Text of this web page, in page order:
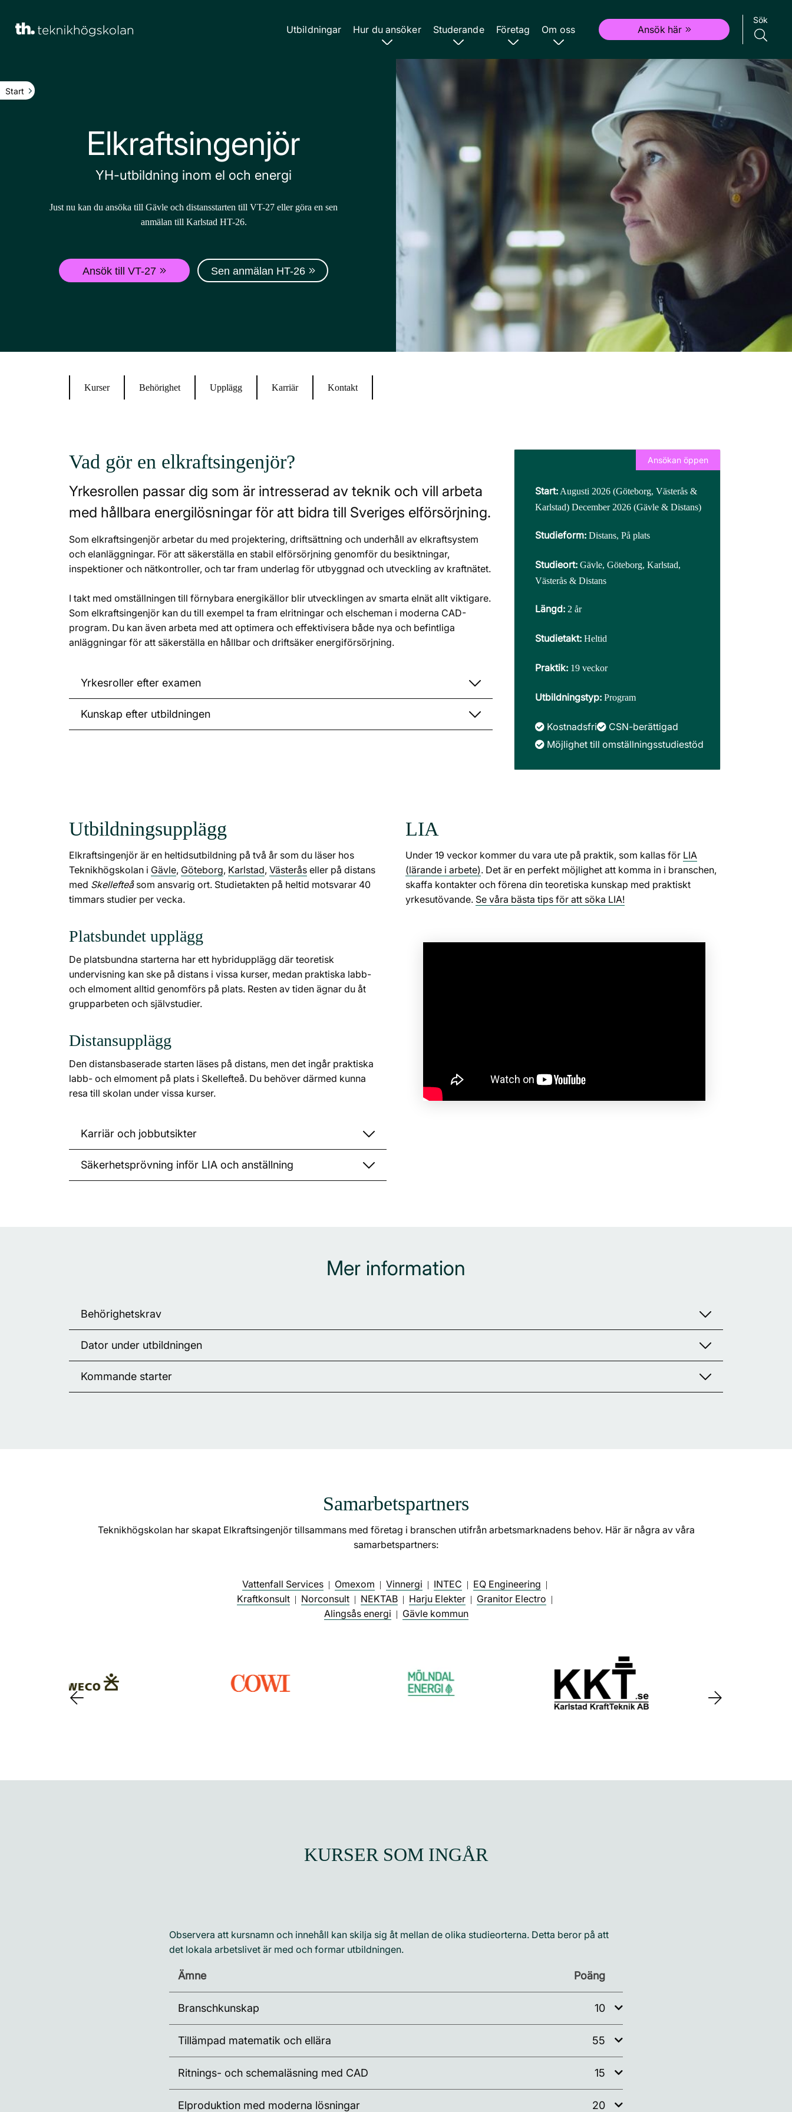
Ansök här
Sök
Utbildningar Hur du ansöker Studerande Företag Om oss
Start
Elkraftsingenjör
YH-utbildning inom el och energi
Just nu kan du ansöka till Gävle och distansstarten till VT-27 eller göra en sen
anmälan till Karlstad HT-26.
Ansök till VT-27 Sen anmälan HT-26
Kurser Behörighet Upplägg Karriär Kontakt
Vad gör en elkraftsingenjör?
Yrkesrollen passar dig som är intresserad av teknik och vill arbeta
med hållbara energilösningar för att bidra till Sveriges elförsörjning.
Som elkraftsingenjör arbetar du med projektering, driftsättning och underhåll av elkraftsystem
och elanläggningar. För att säkerställa en stabil elförsörjning genomför du besiktningar,
inspektioner och nätkontroller, och tar fram underlag för utbyggnad och utveckling av kraftnätet.
I takt med omställningen till förnybara energikällor blir utvecklingen av smarta elnät allt viktigare.
Som elkraftsingenjör kan du till exempel ta fram elritningar och elscheman i moderna CAD-
program. Du kan även arbeta med att optimera och effektivisera både nya och befintliga
anläggningar för att säkerställa en hållbar och driftsäker energiförsörjning.
Yrkesroller efter examen
Kunskap efter utbildningen
Start:Augusti 2026 (Göteborg, Västerås &
Karlstad) December 2026 (Gävle & Distans)
Studieform:Distans, På plats
Studieort:Gävle, Göteborg, Karlstad,
Västerås & Distans
Längd:2 år
Studietakt:Heltid
Praktik:19 veckor
Utbildningstyp:Program
Ansökan öppen
Kostnadsfri
CSN-berättigad
Möjlighet till omställningsstudiestöd
Utbildningsupplägg
Elkraftsingenjör är en heltidsutbildning på två år som du läser hos
Teknikhögskolan i Gävle, Göteborg, Karlstad, Västerås eller på distans
med Skellefteåsom ansvarig ort. Studietakten på heltid motsvarar 40
timmars studier per vecka.
Platsbundet upplägg
De platsbundna starterna har ett hybridupplägg där teoretisk
undervisning kan ske på distans i vissa kurser, medan praktiska labb-
och elmoment alltid genomförs på plats. Resten av tiden ägnar du åt
grupparbeten och självstudier.
Distansupplägg
Den distansbaserade starten läses på distans, men det ingår praktiska
labb- och elmoment på plats i Skellefteå. Du behöver därmed kunna
resa till skolan under vissa kurser.
Karriär och jobbutsikter
Säkerhetsprövning inför LIA och anställning
LIA
Under 19 veckor kommer du vara ute på praktik, som kallas för LIA
(lärande i arbete). Det är en perfekt möjlighet att komma in i branschen,
skaffa kontakter och förena din teoretiska kunskap med praktiskt
yrkesutövande. Se våra bästa tips för att söka LIA!
Mer information
Behörighetskrav
Dator under utbildningen
Kommande starter
Samarbetspartners
Teknikhögskolan har skapat Elkraftsingenjör tillsammans med företag i branschen utifrån arbetsmarknadens behov. Här är några av våra
samarbetspartners:
Vattenfall Services | Omexom | Vinnergi | INTEC | EQ Engineering |
Kraftkonsult | Norconsult | NEKTAB | Harju Elekter | Granitor Electro |
Alingsås energi | Gävle kommun
KURSER SOM INGÅR
Observera att kursnamn och innehåll kan skilja sig åt mellan de olika studieorterna. Detta beror på att
det lokala arbetslivet är med och formar utbildningen.
Ämne Poäng
Branschkunskap 10
Tillämpad matematik och ellära 55
Ritnings- och schemaläsning med CAD 15
Elproduktion med moderna lösningar 20